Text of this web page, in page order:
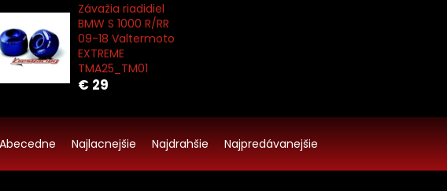
Závažia riadidiel
BMW S 1000 R/RR
09-18 Valtermoto
EXTREME
TMA25_TM01
€ 29
Abecedne Najlacnejšie Najdrahšie Najpredávanejšie